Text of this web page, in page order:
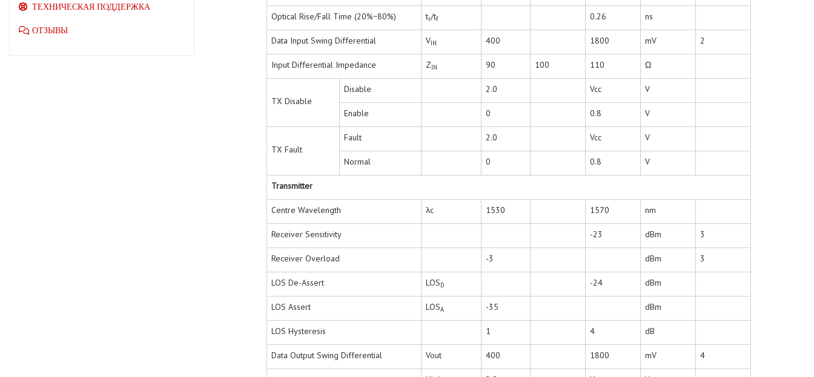
ТЕХНИЧЕСКАЯ ПОДДЕРЖКА
ОТЗЫВЫ
Optical Rise/Fall Time (20%~80%) tr/tf 0.26 ns
Data Input Swing Differential VIN 400 1800 mV 2
Input Differential Impedance ZIN 90 100 110 Ω
TX Disable
Disable 2.0 Vcc V
Enable 0 0.8 V
TX Fault
Fault 2.0 Vcc V
Normal 0 0.8 V
Transmitter
Centre Wavelength λc 1530 1570 nm
Receiver Sensitivity -23 dBm 3
Receiver Overload -3 dBm 3
LOS De-Assert LOSD -24 dBm
LOS Assert LOSA -35 dBm
LOS Hysteresis 1 4 dB
Data Output Swing Differential Vout 400 1800 mV 4